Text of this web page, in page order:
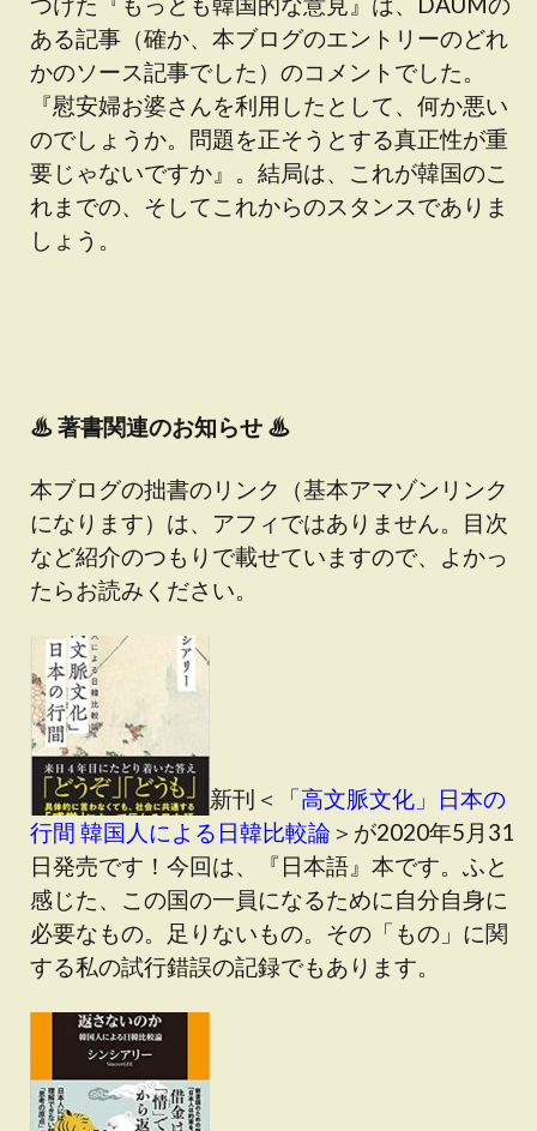
ある記事（確か、本ブログのエントリーのどれ
かのソース記事でした）のコメントでした。
『慰安婦お婆さんを利用したとして、何か悪い
のでしょうか。問題を正そうとする真正性が重
要じゃないですか』。結局は、これが韓国のこ
れまでの、そしてこれからのスタンスでありま
しょう。
♨著書関連のお知らせ ♨
本ブログの拙書のリンク（基本アマゾンリンク
になります）は、アフィではありません。目次
など紹介のつもりで載せていますので、よかっ
たらお読みください。
新刊＜
「高文脈文化」日本の
行間 韓国人による日韓比較論 ＞が2020年5月31
日発売です！今回は、『日本語』本です。ふと
感じた、この国の一員になるために自分自身に
必要なもの。足りないもの。その「もの」に関
する私の試行錯誤の記録でもあります。